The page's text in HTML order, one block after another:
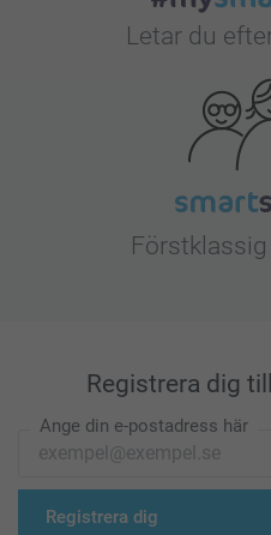
Letar du
Registrera dig
Ange din e-postadress här
Registrera dig